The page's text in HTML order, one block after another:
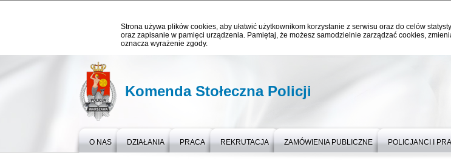
Strona używa plików cookies, aby ułatwić użytkownikom korzystanie z serwisu oraz do celów
oraz zapisanie w pamięci urządzenia. Pamiętaj, że możesz samodzielnie zarządzać cookies,
oznacza wyrażenie zgody.
Komenda Stołeczna Policji
O NAS DZIAŁANIA PRACA REKRUTACJA ZAMÓWIENIA PUBLICZNE POLICJANCI I